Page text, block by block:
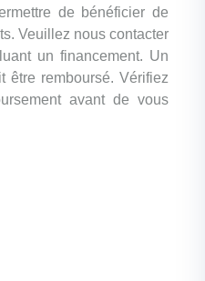
de bénéficier de
Veuillez nous contacter
un financement. Un
être remboursé. Vérifiez
avant de vous